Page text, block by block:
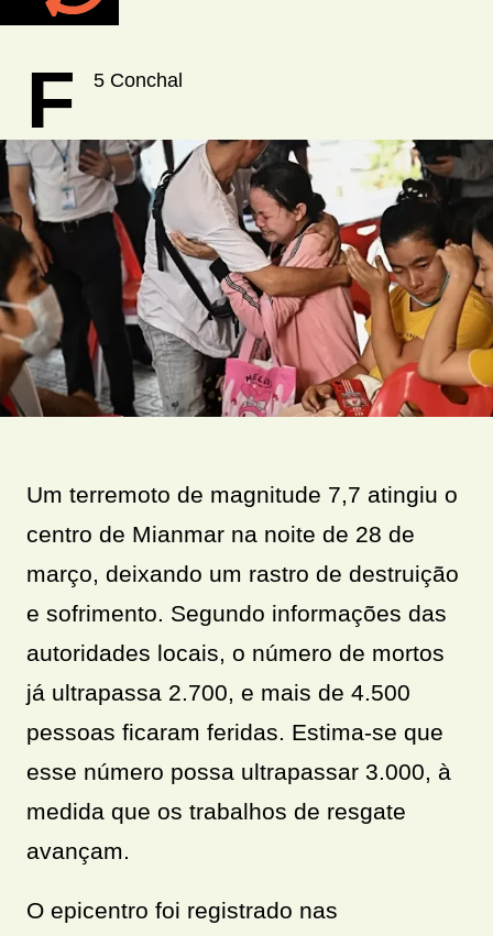
F 5 Conchal
Um terremoto de magnitude 7,7 atingiu o
centro de Mianmar na noite de 28 de
março, deixando um rastro de destruição
e sofrimento. Segundo informações das
autoridades locais, o número de mortos
já ultrapassa 2.700, e mais de 4.500
pessoas ficaram feridas. Estima-se que
esse número possa ultrapassar 3.000, à
medida que os trabalhos de resgate
avançam.
O epicentro foi registrado nas